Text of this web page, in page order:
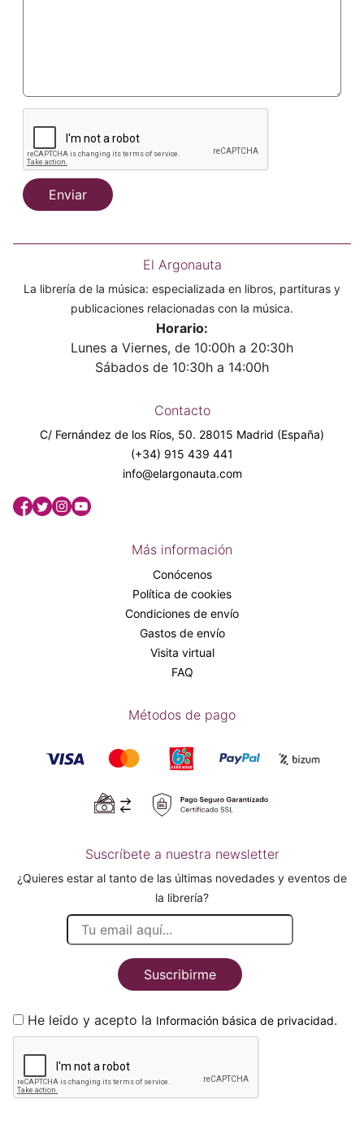
Enviar
El Argonauta
La librería de la música: especializada en libros, partituras y
publicaciones relacionadas con la música.
Horario:
Lunes a Viernes, de 10:00h a 20:30h
Sábados de 10:30h a 14:00h
Contacto
C/ Fernández de los Ríos, 50. 28015 Madrid (España)
(+34) 915 439 441
info@elargonauta.com
Más información
Conócenos
Política de cookies
Condiciones de envío
Gastos de envío
Visita virtual
FAQ
Métodos de pago
Suscríbete a nuestra newsletter
¿Quieres estar al tanto de las últimas novedades y eventos de
la librería?
Suscribirme
He leido y acepto la Información básica de privacidad.